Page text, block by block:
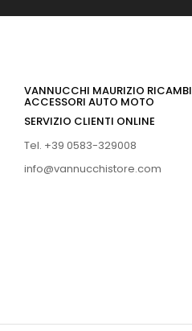
VANNUCCHI MAURIZIO RICAMBI
ACCESSORI AUTO MOTO
SERVIZIO CLIENTI ONLINE
Tel. +39 0583-329008
info@vannucchistore.com